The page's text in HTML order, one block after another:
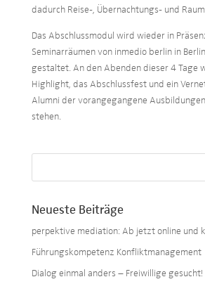
dadurch Reise-, Übernachtungs- und
Das Abschlussmodul wird wieder in
Seminarräumen von inmedio berlin in
gestaltet. An den Abenden dieser 4 Tage
Highlight, das Abschlussfest und ein
Alumni der vorangegangene
stehen.
Neueste Beiträge
perpektive mediation: Ab jetzt online und
Führungskompetenz Konfliktmanagement
Dialog einmal anders – Freiwillige gesucht!